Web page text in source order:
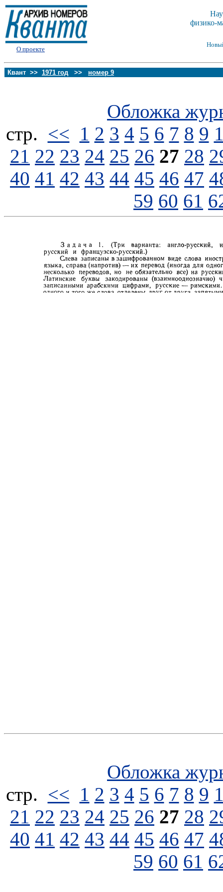
О проекте
физико-
Квант >> 1971 год >> номер 9
Обложка
стp. << 1 2 3 4 5 6 7 8 9
21 22 23 24 25 26 27 28
40 41 42 43 44 45 46 47
59 60 61
Обложка
стp. << 1 2 3 4 5 6 7 8 9
21 22 23 24 25 26 27 28
40 41 42 43 44 45 46 47
59 60 61